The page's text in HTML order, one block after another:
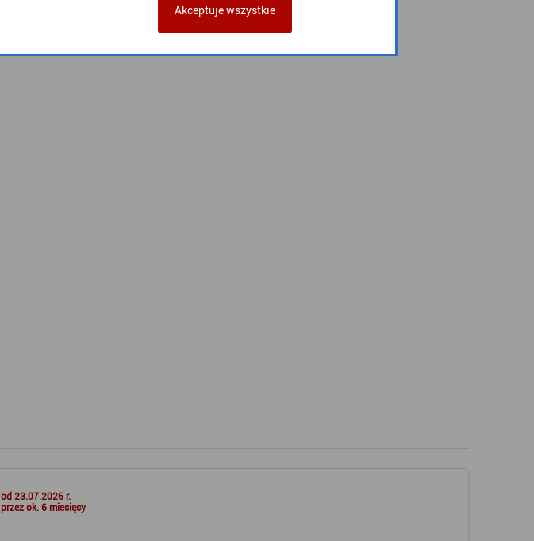
od 23.07.2026 r.
przez ok. 6 miesięcy
Akceptuje wszystkie